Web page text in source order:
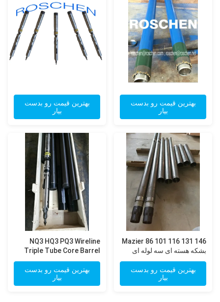
بهترین قیمت رو بدست
بیار
بهترین قیمت رو بدست
بیار
Mazier 86 101 116 131 146
بشکه هسته ای سه لوله ای
برای تحقیقات ژئوتکنولوژیک
بهترین قیمت رو بدست
بیار
NQ3 HQ3 PQ3 Wireline
Triple Tube Core Barrel
برای معدن/تحقیقات
ژئوتکنیکی در سازندهای
شکسته/ترک خورده
بهترین قیمت رو بدست
بیار